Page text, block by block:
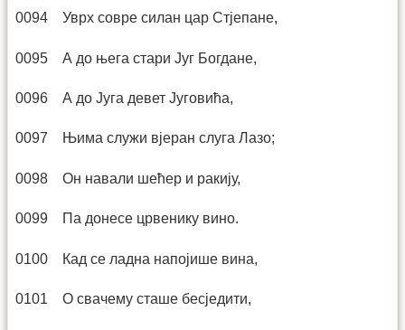
0094 Уврх совре силан цар Стјепане,
0095 А до њега стари Југ Богдане,
0096 А до Југа девет Југовића,
0097 Њима служи вјеран слуга Лазо;
0098 Он навали шећер и ракију,
0099 Па донесе црвенику вино.
0100 Кад се ладна напојише вина,
0101 О свачему сташе бесједити,